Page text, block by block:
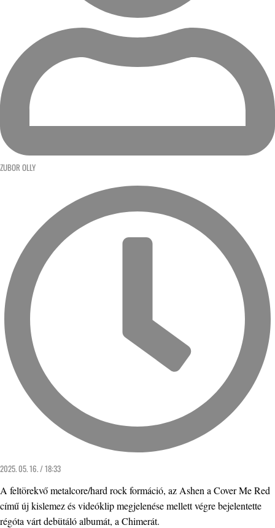
ZUBOR OLLY
2025. 05. 16. / 18:33
A feltörekvő metalcore/hard rock formáció, az Ashen a Cover Me Red
című új kislemez és videóklip megjelenése mellett végre bejelentette
régóta várt debütáló albumát, a Chimerát.